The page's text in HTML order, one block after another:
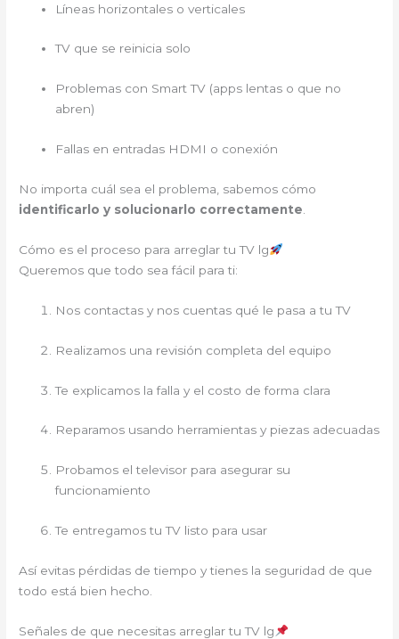
Líneas horizontales o verticales
TV que se reinicia solo
Problemas con Smart TV (apps lentas o que no
abren)
Fallas en entradas HDMI o conexión
No importa cuál sea el problema, sabemos cómo
identificarlo y solucionarlo correctamente
Cómo es el proceso para arreglar tu TV lg
Queremos que todo sea fácil para ti:
Nos contactas y nos cuentas qué le pasa a tu TV
Realizamos una revisión completa del equipo
Te explicamos la falla y el costo de forma clara
Reparamos usando herramientas y piezas adecuadas
Probamos el televisor para asegurar su
funcionamiento
Te entregamos tu TV listo para usar
Así evitas pérdidas de tiempo y tienes la seguridad de que
todo está bien hecho.
Señales de que necesitas arreglar tu TV lg